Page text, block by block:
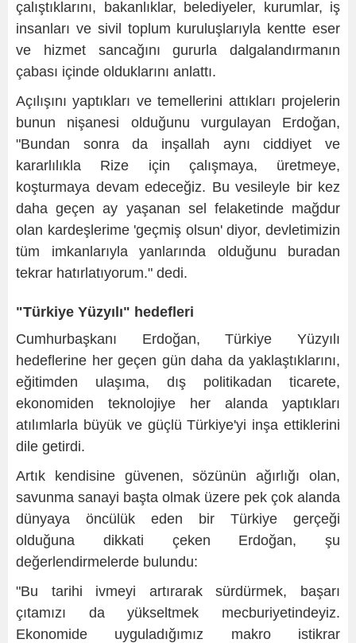
çalıştıklarını, bakanlıklar, belediyeler, kurumlar, iş
insanları ve sivil toplum kuruluşlarıyla kentte eser
ve hizmet sancağını gururla dalgalandırmanın
çabası içinde olduklarını anlattı.
Açılışını yaptıkları ve temellerini attıkları projelerin
bunun nişanesi olduğunu vurgulayan Erdoğan,
"Bundan sonra da inşallah aynı ciddiyet ve
kararlılıkla Rize için çalışmaya, üretmeye,
koşturmaya devam edeceğiz. Bu vesileyle bir kez
daha geçen ay yaşanan sel felaketinde mağdur
olan kardeşlerime 'geçmiş olsun' diyor, devletimizin
tüm imkanlarıyla yanlarında olduğunu buradan
tekrar hatırlatıyorum." dedi.
"Türkiye Yüzyılı" hedefleri
Cumhurbaşkanı Erdoğan, Türkiye Yüzyılı
hedeflerine her geçen gün daha da yaklaştıklarını,
eğitimden ulaşıma, dış politikadan ticarete,
ekonomiden teknolojiye her alanda yaptıkları
atılımlarla büyük ve güçlü Türkiye'yi inşa ettiklerini
dile getirdi.
Artık kendisine güvenen, sözünün ağırlığı olan,
savunma sanayi başta olmak üzere pek çok alanda
dünyaya öncülük eden bir Türkiye gerçeği
olduğuna dikkati çeken Erdoğan, şu
değerlendirmelerde bulundu:
"Bu tarihi ivmeyi artırarak sürdürmek, başarı
çıtamızı da yükseltmek mecburiyetindeyiz.
Ekonomide uyguladığımız makro istikrar